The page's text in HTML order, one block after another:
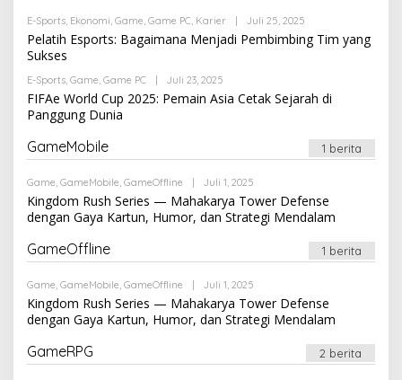
E-Sports, Ekonomi, Game, Game PC, Karier Juli 25, 2025
Pelatih Esports: Bagaimana Menjadi Pembimbing Tim yang
Sukses
E-Sports, Game, Game PC Juli 23, 2025
Newssportsaz_0q4zf1
FIFAe World Cup 2025: Pemain Asia Cetak Sejarah di
Panggung Dunia
GameMobile 1 berita
Game, GameMobile, GameOffline Juli 1, 2025
Newssportsaz_0q4zf1
Kingdom Rush Series — Mahakarya Tower Defense
dengan Gaya Kartun, Humor, dan Strategi Mendalam
GameOffline 1 berita
Game, GameMobile, GameOffline Juli 1, 2025
Newssportsaz_0q4zf1
Kingdom Rush Series — Mahakarya Tower Defense
dengan Gaya Kartun, Humor, dan Strategi Mendalam
GameRPG 2 berita